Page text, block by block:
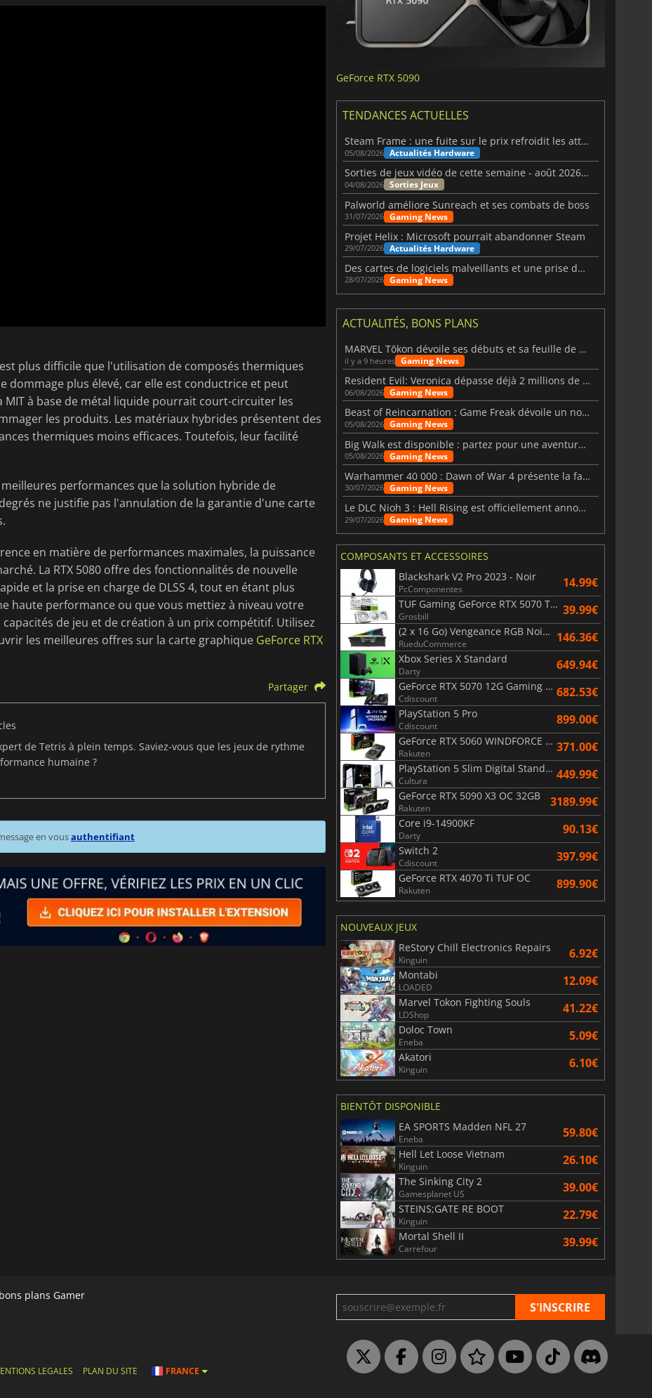
plus difficile que l'utilisation de composés thermiques
dommage plus élevé, car elle est conductrice et peut
à base de métal liquide pourrait court-circuiter les
les produits. Les matériaux hybrides présentent des
thermiques moins efficaces. Toutefois, leur facilité
performances que la solution hybride de
ne justifie pas l'annulation de la garantie d'une carte
en matière de performances maximales, la puissance
La RTX 5080 offre des fonctionnalités de nouvelle
et la prise en charge de DLSS 4, tout en étant plus
haute performance ou que vous mettiez à niveau votre
de jeu et de création à un prix compétitif. Utilisez
les meilleures offres sur la carte graphique GeForce RTX
Partager
de Tetris à plein temps. Saviez-vous que les jeux de rythme
humaine ?
en vousauthentifiant
GeForce RTX 5090
TENDANCES ACTUELLES
Steam Frame : une fuite sur le prix refroidit les attentes VR
05/08/2026 Actualités Hardware
Sorties de jeux vidéo de cette semaine - août 2026 (semaine 32)
04/08/2026 Sorties Jeux
Palworld améliore Sunreach et ses combats de boss
31/07/2026 Gaming News
Projet Helix : Microsoft pourrait abandonner Steam
29/07/2026 Actualités Hardware
Des cartes de logiciels malveillants et une prise de contrôle de Discord ont touché Meccha Chameleon
28/07/2026 Gaming News
ACTUALITÉS, BONS PLANS
MARVEL Tōkon dévoile ses débuts et sa feuille de route
il y a 9 heures Gaming News
Resident Evil: Veronica dépasse déjà 2 millions de wishlists
06/08/2026 Gaming News
Beast of Reincarnation : Game Freak dévoile un nouveau pari
05/08/2026 Gaming News
Big Walk est disponible : partez pour une aventure entre amis
05/08/2026 Gaming News
Warhammer 40 000 : Dawn of War 4 présente la faction des Nécrons
30/07/2026 Gaming News
Le DLC Nioh 3 : Hell Rising est officiellement annoncé
29/07/2026 Gaming News
COMPOSANTS ET ACCESSOIRES
Blackshark V2 Pro 2023 - Noir
PcComponentes 14.99€
TUF Gaming GeForce RTX 5070 Ti OC White Edition 16GB
Grosbill 39.99€
(2 x 16 Go) Vengeance RGB Noir AMD Expo 6000 MHz - CAS 30
RueduCommerce 146.36€
Xbox Series X Standard
Darty 649.94€
GeForce RTX 5070 12G Gaming Trio OC Black
Cdiscount 682.53€
PlayStation 5 Pro
Cdiscount 899.00€
GeForce RTX 5060 WINDFORCE OC 8G
Rakuten 371.00€
PlayStation 5 Slim Digital Standard
Cultura 449.99€
GeForce RTX 5090 X3 OC 32GB
Rakuten 3189.99€
Core i9-14900KF
Darty 90.13€
Switch 2
Cdiscount 397.99€
GeForce RTX 4070 Ti TUF OC
Rakuten 899.90€
NOUVEAUX JEUX
ReStory Chill Electronics Repairs
Kinguin 6.92€
Montabi
LOADED 12.09€
Marvel Tokon Fighting Souls
LDShop 41.22€
Doloc Town
Eneba 5.09€
Akatori
Kinguin 6.10€
BIENTÔT DISPONIBLE
EA SPORTS Madden NFL 27
Eneba 59.80€
Hell Let Loose Vietnam
Kinguin 26.10€
The Sinking City 2
Gamesplanet US 39.00€
STEINS;GATE RE BOOT
Kinguin 22.79€
Mortal Shell II
Carrefour 39.99€
plans Gamer
LEGALES PLAN DU SITE FRANCE